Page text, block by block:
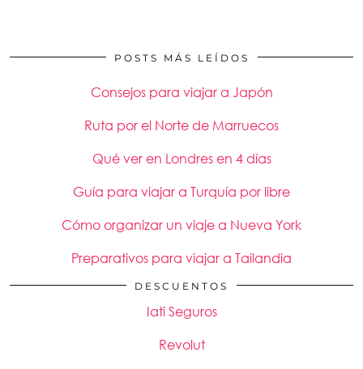
POSTS MÁS LEÍDOS
Consejos para viajar a Japón
Ruta por el Norte de Marruecos
Qué ver en Londres en 4 días
Guía para viajar a Turquía por libre
Cómo organizar un viaje a Nueva York
Preparativos para viajar a Tailandia
DESCUENTOS
Iati Seguros
Revolut